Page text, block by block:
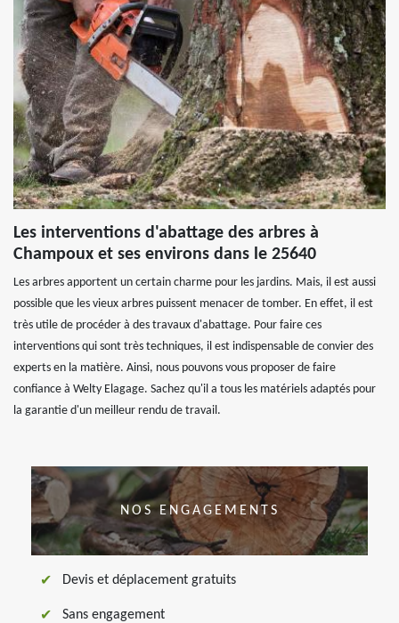
Les interventions d'abattage des arbres à
Champoux et ses environs dans le 25640
Les arbres apportent un certain charme pour les jardins. Mais, il est aussi
possible que les vieux arbres puissent menacer de tomber. En effet, il est
très utile de procéder à des travaux d'abattage. Pour faire ces
interventions qui sont très techniques, il est indispensable de convier des
experts en la matière. Ainsi, nous pouvons vous proposer de faire
confiance à Welty Elagage. Sachez qu'il a tous les matériels adaptés pour
la garantie d'un meilleur rendu de travail.
NOS ENGAGEMENTS
Devis et déplacement gratuits
Sans engagement